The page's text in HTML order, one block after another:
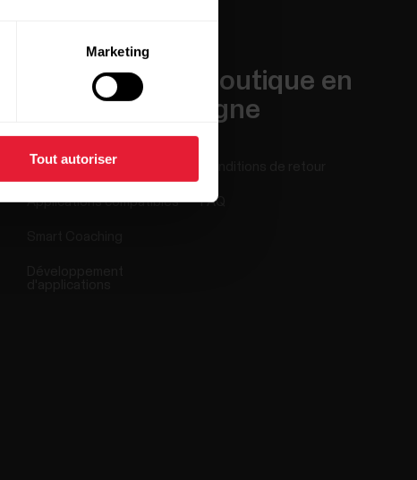
Marketing
Tout autoriser
Applis et
Services
Polar Flow
Applications compatibles
Boutique en
ligne
FAQ